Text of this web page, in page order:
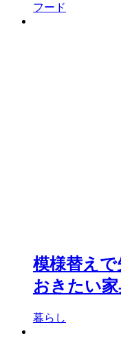
フード
模様替え
おきたい
暮らし